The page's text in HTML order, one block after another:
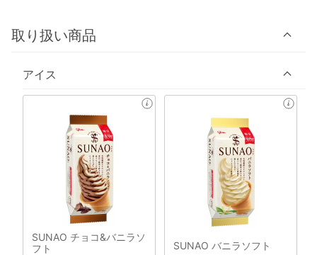
取り扱い商品
アイス
SUNAO チョコ&バニラソ
フト
SUNAO バニラソフト